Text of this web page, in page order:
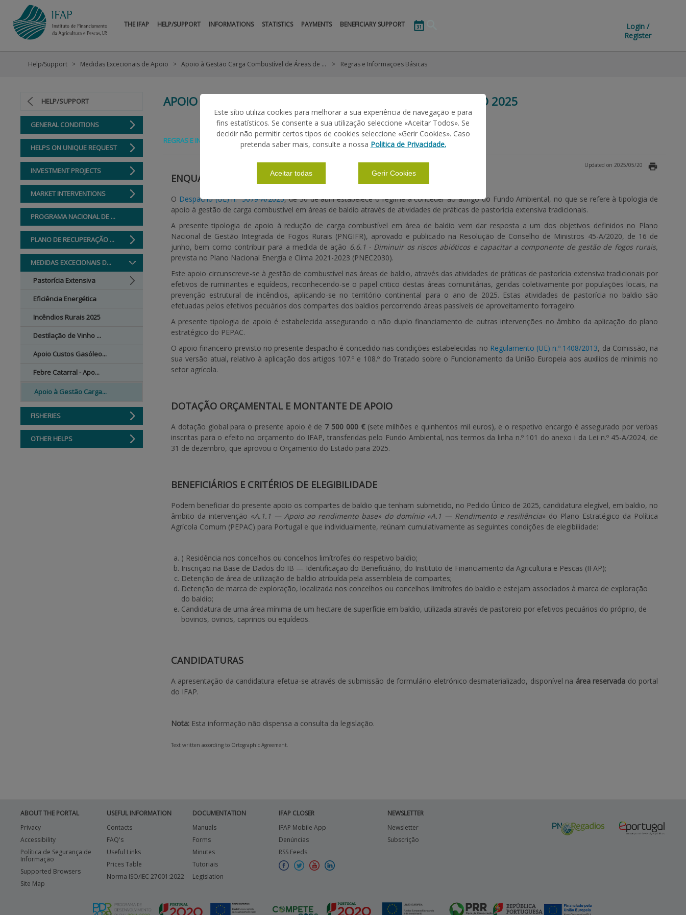
THE IFAP HELP/SUPPORT INFORMATIONS STATISTICS PAYMENTS BENEFICIARY SUPPORT
Login /
Register
HELP/SUPPORT
GENERAL CONDITIONS
HELPS ON UNIQUE REQUEST
INVESTMENT PROJECTS
MARKET INTERVENTIONS
PROGRAMA NACIONAL DE ...
PLANO DE RECUPERAÇÃO ...
MEDIDAS EXCECIONAIS D...
Pastorícia Extensiva
Eficiência Energética
Incêndios Rurais 2025
Destilação de Vinho ...
Apoio Custos Gasóleo...
Febre Catarral - Apo...
Apoio à Gestão Carga...
FISHERIES
OTHER HELPS
Help/Support Medidas Excecionais de Apoio Apoio à Gestão Carga Combustível de Áreas de Baldio 2025 Regras e Informações Básicas
APOIO À GESTÃO CARGA COMBUSTÍVEL DE ÁREAS DE BALDIO 2025
REGRAS E INFORMAÇÕES BÁSICAS | CANDIDATURAS | MANUAIS | LEGISLAÇÃO |
Updated on 2025/05/20
ENQUADRAMENTO
O Despacho (UE) n.º 5079-A/2025, de 30 de abril estabelece o regime a conceder ao abrigo do Fundo Ambiental, no que se refere à tipologia de
apoio à gestão de carga combustível em áreas de baldio através de atividades de práticas de pastorícia extensiva tradicionais.
A presente tipologia de apoio à redução de carga combustível em área de baldio vem dar resposta a um dos objetivos definidos no Plano
Nacional de Gestão Integrada de Fogos Rurais (PNGIFR), aprovado e publicado na Resolução de Conselho de Ministros 45-A/2020, de 16 de
junho, bem como contribuir para a medida de ação 6.6.1 - Diminuir os riscos abióticos e capacitar a componente de gestão de fogos rurais,
prevista no Plano Nacional Energia e Clima 2021-2023 (PNEC2030).
Este apoio circunscreve-se à gestão de combustível nas áreas de baldio, através das atividades de práticas de pastorícia extensiva tradicionais por
efetivos de ruminantes e equídeos, reconhecendo-se o papel critico destas áreas comunitárias, geridas coletivamente por populações locais, na
prevenção estrutural de incêndios, aplicando-se no território continental para o ano de 2025. Estas atividades de pastorícia no baldio são
efetuadas pelos efetivos pecuários dos compartes dos baldios percorrendo áreas passíveis de aproveitamento forrageiro.
A presente tipologia de apoio é estabelecida assegurando o não duplo financiamento de outras intervenções no âmbito da aplicação do plano
estratégico do PEPAC.
O apoio financeiro previsto no presente despacho é concedido nas condições estabelecidas no Regulamento (UE) n.º 1408/2013, da Comissão, na
sua versão atual, relativo à aplicação dos artigos 107.º e 108.º do Tratado sobre o Funcionamento da União Europeia aos auxílios de minimis no
setor agrícola.
DOTAÇÃO ORÇAMENTAL E MONTANTE DE APOIO
A dotação global para o presente apoio é de 7 500 000 € (sete milhões e quinhentos mil euros), e o respetivo encargo é assegurado por verbas
inscritas para o efeito no orçamento do IFAP, transferidas pelo Fundo Ambiental, nos termos da linha n.º 101 do anexo i da Lei n.º 45-A/2024, de
31 de dezembro, que aprovou o Orçamento do Estado para 2025.
BENEFICIÁRIOS E CRITÉRIOS DE ELEGIBILIDADE
Podem beneficiar do presente apoio os compartes de baldio que tenham submetido, no Pedido Único de 2025, candidatura elegível, em baldio, no
âmbito da intervenção «A.1.1 — Apoio ao rendimento base» do domínio «A.1 — Rendimento e resiliência» do Plano Estratégico da Política
Agrícola Comum (PEPAC) para Portugal e que individualmente, reúnam cumulativamente as seguintes condições de elegibilidade:
) Residência nos concelhos ou concelhos limítrofes do respetivo baldio;
Inscrição na Base de Dados do IB — Identificação do Beneficiário, do Instituto de Financiamento da Agricultura e Pescas (IFAP);
Detenção de área de utilização de baldio atribuída pela assembleia de compartes;
Detenção de marca de exploração, localizada nos concelhos ou concelhos limítrofes do baldio e estejam associados à marca de exploração
do baldio;
Candidatura de uma área mínima de um hectare de superfície em baldio, utilizada através de pastoreio por efetivos pecuários do próprio, de
bovinos, ovinos, caprinos ou equídeos.
CANDIDATURAS
A apresentação da candidatura efetua-se através de submissão de formulário eletrónico desmaterializado, disponível na área reservada do portal
do IFAP.
Nota: Esta informação não dispensa a consulta da legislação.
Text written according to Ortographic Agreement.
ABOUT THE PORTAL
Privacy
Accessibility
Política de Segurança de
Informação
Supported Browsers
Site Map
USEFUL INFORMATION
Contacts
FAQ's
Useful Links
Prices Table
Norma ISO/IEC 27001:2022
DOCUMENTATION
Manuals
Forms
Minutes
Tutoriais
Legislation
IFAP CLOSER
IFAP Mobile App
Denúncias
RSS Feeds
NEWSLETTER
Newsletter
Subscrição
Este sítio utiliza cookies para melhorar a sua experiência de navegação e para
fins estatísticos. Se consente a sua utilização seleccione «Aceitar Todos». Se
decidir não permitir certos tipos de cookies seleccione «Gerir Cookies». Caso
pretenda saber mais, consulte a nossa Politica de Privacidade.
Aceitar todas Gerir Cookies